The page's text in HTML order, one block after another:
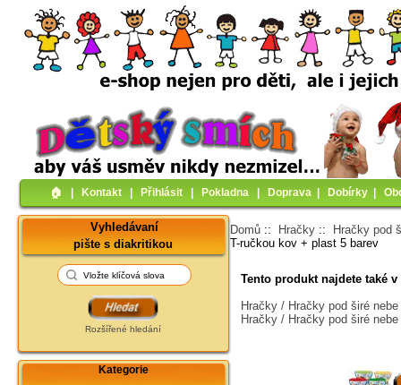
🏠︎ Kontakt Přihlásit Pokladna Doprava Dobírky
Vyhledávaní
pište s diakritikou
Rozšířené hledání
Kategorie
Domů :: Hračky ::
Hračky pod
T-ručkou kov + plast 5 barev
Tento produkt najdete také
Hračky / Hračky pod širé
Hračky / Hračky pod širé